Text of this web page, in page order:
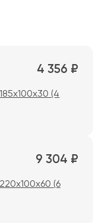
4 356 ₽
(4
9 304 ₽
(6